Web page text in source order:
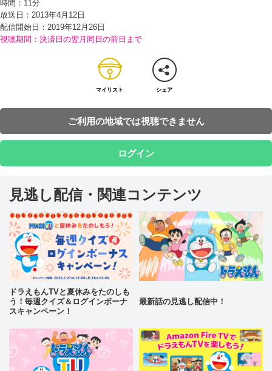
け、教室までひとっとびで到着したのび太は、「これがあれば一生ちこくし
ないですむ！」とニンマリ。 ところが、のび太が見せびらかしたせいで、ジ
ャイアンにばくはつコショウをうばわれてしまう。コショウを使いまくるジ
ャイアンのせいで、町は大さわぎとなり…！？
時間： 11分
放送日：2013年4月12日
配信開始日： 2019年12月26日
視聴期間：決済日の翌月同日の前日まで
マイリスト シェア
ご利用の地域では視聴できません
ログイン
見逃し配信・関連コンテンツ
ドラえもんTVと夏休みをたのしも
う！毎週クイズ＆ログインボーナ
スキャンペーン！
最新話の見逃し配信中！